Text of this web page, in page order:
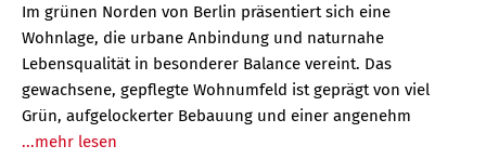
Im grünen Norden von Berlin präsentiert sich eine
Wohnlage, die urbane Anbindung und naturnahe
Lebensqualität in besonderer Balance vereint. Das
gewachsene, gepflegte Wohnumfeld ist geprägt von viel
Grün, aufgelockerter Bebauung und einer angenehm
...mehr lesen